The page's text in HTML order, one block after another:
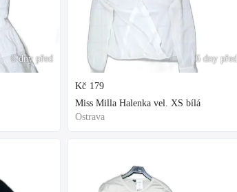
6 dny před 6 dny před
Kč 179
Miss Milla Halenka vel. XS bílá
Ostrava